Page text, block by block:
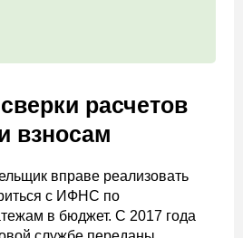
расчетов
взносам
вправе реализовать
с ИФНС по
в бюджет. С 2017 года